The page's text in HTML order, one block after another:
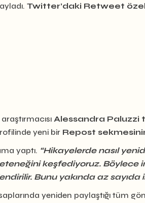
Twitter’daki Retweet
Alessandra Paluzzi t
yeni bir Repost
yaptı. “Hikayelerde nasıl
keşfediyoruz. Böylece
Bunu yakında az
yeniden paylaştığı tüm